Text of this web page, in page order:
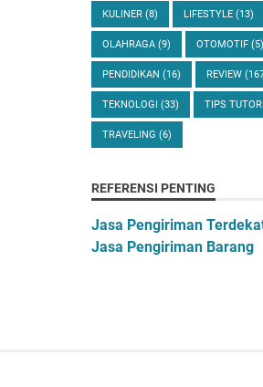
KULINER (8) LIFESTYLE (13)
OLAHRAGA (9) OTOMOTIF (5)
PENDIDIKAN (16) REVIEW
TEKNOLOGI (33) TIPS
TRAVELING (6)
REFERENSI PENTING
Jasa Pengiriman
Jasa Pengiriman Barang